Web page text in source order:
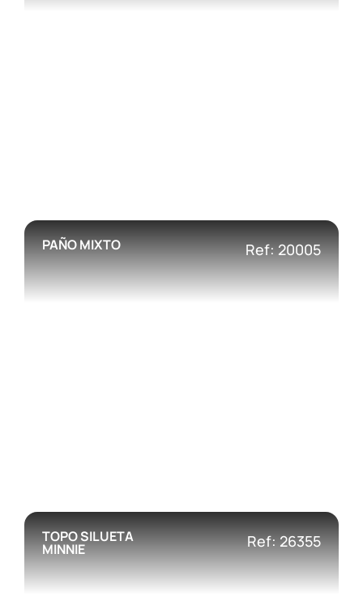
PAÑO MIXTO Ref: 20005
TOPO SILUETA
MINNIE Ref: 26355